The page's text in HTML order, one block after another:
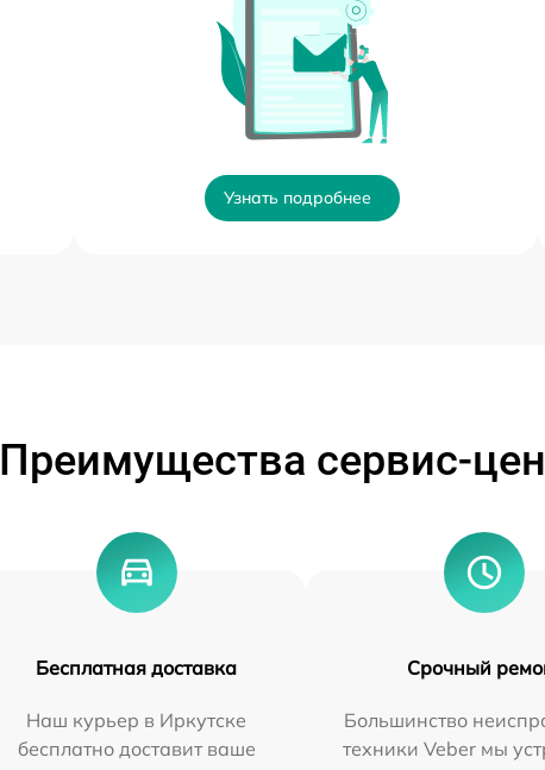
Узнать подробнее
Преимущества сервис-
Бесплатная доставка
Наш курьер в Иркутске
бесплатно доставит ваше
Срочный
Большинство
техники Veber мы